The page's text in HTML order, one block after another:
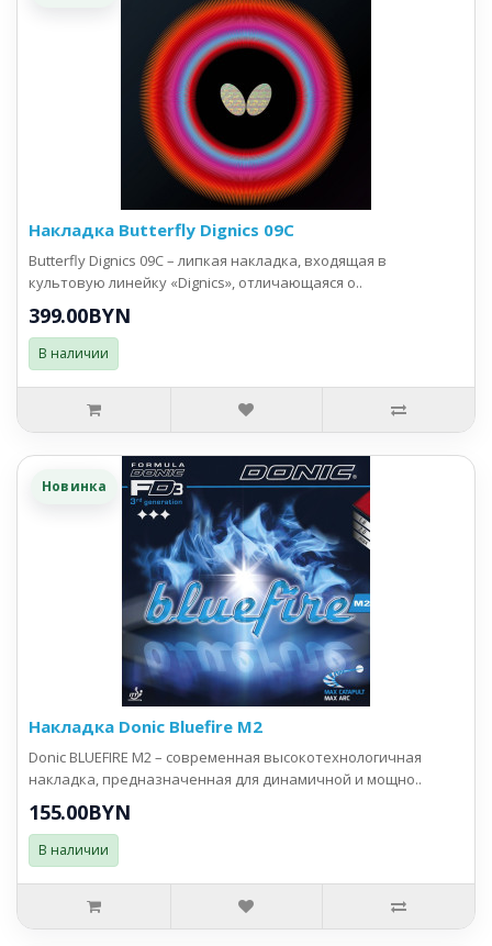
Накладка Butterfly Dignics 09C
Butterfly Dignics 09C – липкая накладка, входящая в
культовую линейку «Dignics», отличающаяся о..
399.00BYN
В наличии
Новинка
Накладка Donic Bluefire M2
Donic BLUEFIRE M2 – современная высокотехнологичная
накладка, предназначенная для динамичной и мощно..
155.00BYN
В наличии